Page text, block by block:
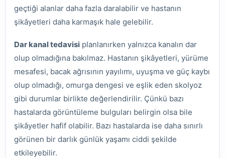
geçtiği alanlar daha fazla daralabilir ve hastanın
şikâyetleri daha karmaşık hale gelebilir.
Dar kanal tedavisi planlanırken yalnızca kanalın dar
olup olmadığına bakılmaz. Hastanın şikâyetleri, yürüme
mesafesi, bacak ağrısının yayılımı, uyuşma ve güç kaybı
olup olmadığı, omurga dengesi ve eşlik eden skolyoz
gibi durumlar birlikte değerlendirilir. Çünkü bazı
hastalarda görüntüleme bulguları belirgin olsa bile
şikâyetler hafif olabilir. Bazı hastalarda ise daha sınırlı
görünen bir darlık günlük yaşamı ciddi şekilde
etkileyebilir.